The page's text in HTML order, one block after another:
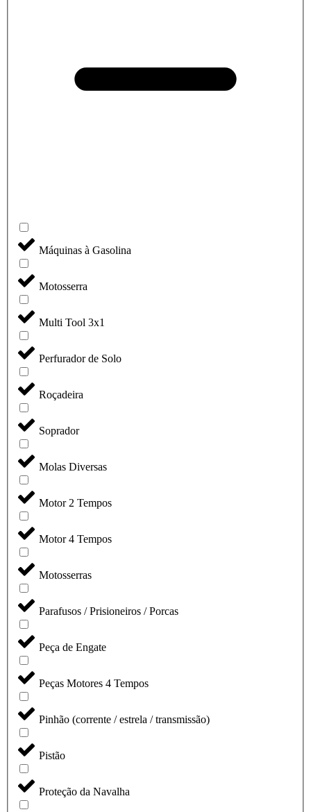
Máquinas à Gasolina
Motosserra
Multi Tool 3x1
Perfurador de Solo
Roçadeira
Soprador
Molas Diversas
Motor 2 Tempos
Motor 4 Tempos
Motosserras
Parafusos / Prisioneiros / Porcas
Peça de Engate
Peças Motores 4 Tempos
Pinhão (corrente / estrela / transmissão)
Pistão
Proteção da Navalha